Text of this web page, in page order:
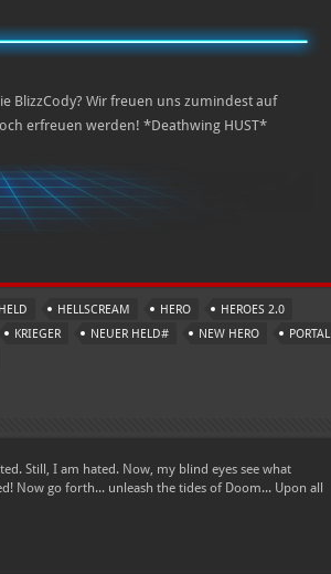
BlizzCody? Wir freuen uns zumindest auf
erfreuen werden! *Deathwing HUST*
HELD HELLSCREAM HERO
HEROES 2.0
KRIEGER NEUER HELD# NEW HERO
PORTAL
Still, I am hated. Now, my blind eyes see what
Now go forth... unleash the tides of Doom... Upon all